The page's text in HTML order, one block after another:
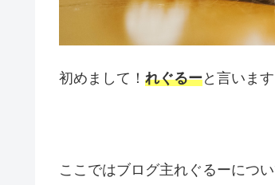
初めまして！ れぐるーと言います
ここではブログ主れぐるーにつ